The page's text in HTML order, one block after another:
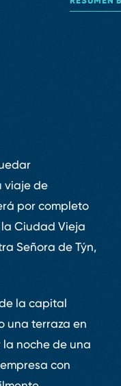
viaje de
por completo
Ciudad Vieja
Señora de Týn,
la capital
una terraza en
noche de una
con